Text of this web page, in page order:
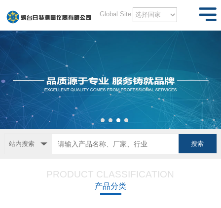
Global Site
站内搜索
PRODUCT CLASSIFICATION
产品分类